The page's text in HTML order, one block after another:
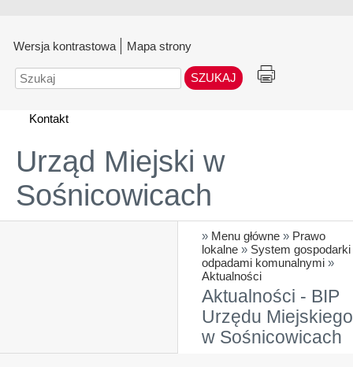
Wersja kontrastowa Mapa strony
Szukaj
Kontakt
Urząd Miejski w
Sośnicowicach
» Menu główne » Prawo
lokalne » System gospodarki
odpadami komunalnymi »
Aktualności
Aktualności - BIP
Urzędu Miejskiego
w Sośnicowicach